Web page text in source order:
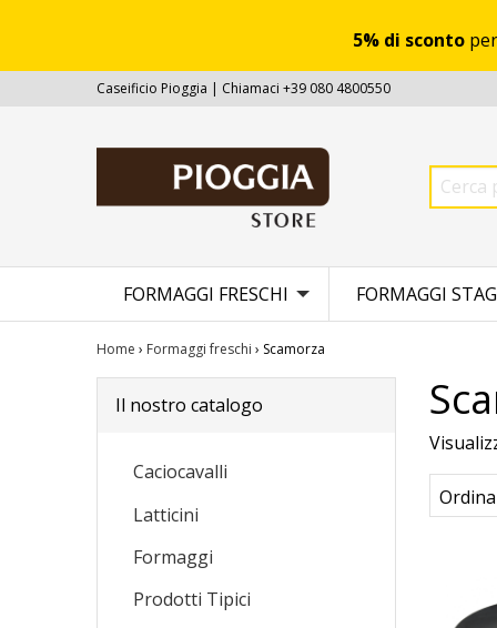
5% di sconto
Caseificio Pioggia | Chiamaci +39 080 4800550
FORMAGGI FRESCHI FORMAGGI
Home › Formaggi freschi › Scamorza
Il nostro catalogo
Caciocavalli
Latticini
Formaggi
Prodotti Tipici